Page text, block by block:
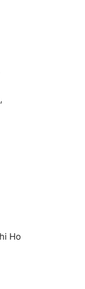
Ho